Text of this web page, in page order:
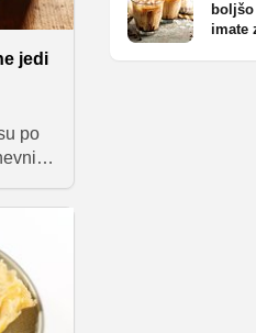
jedi
po
si
ali
imate